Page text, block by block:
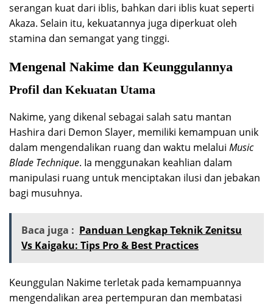
serangan kuat dari iblis, bahkan dari iblis kuat seperti
Akaza. Selain itu, kekuatannya juga diperkuat oleh
stamina dan semangat yang tinggi.
Mengenal Nakime dan Keunggulannya
Profil dan Kekuatan Utama
Nakime, yang dikenal sebagai salah satu mantan
Hashira dari Demon Slayer, memiliki kemampuan unik
dalam mengendalikan ruang dan waktu melalui Music
Blade Technique. Ia menggunakan keahlian dalam
manipulasi ruang untuk menciptakan ilusi dan jebakan
bagi musuhnya.
Baca juga : Panduan Lengkap Teknik Zenitsu
Vs Kaigaku: Tips Pro & Best Practices
Keunggulan Nakime terletak pada kemampuannya
mengendalikan area pertempuran dan membatasi